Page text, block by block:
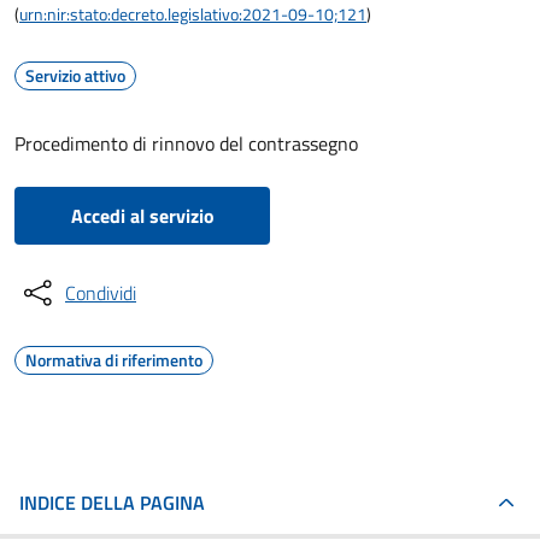
(urn:nir:stato:decreto.legislativo:2021-09-10;121)
Servizio attivo
Procedimento di rinnovo del contrassegno
Accedi al servizio
Condividi
Normativa di riferimento
INDICE DELLA PAGINA